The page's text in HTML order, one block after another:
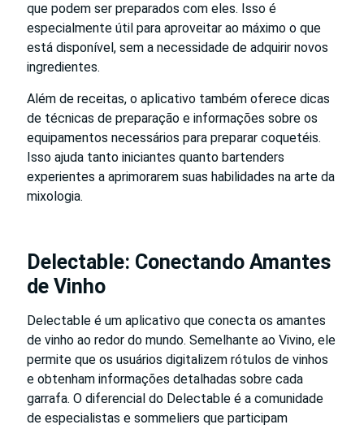
que podem ser preparados com eles. Isso é
especialmente útil para aproveitar ao máximo o que
está disponível, sem a necessidade de adquirir novos
ingredientes.
Além de receitas, o aplicativo também oferece dicas
de técnicas de preparação e informações sobre os
equipamentos necessários para preparar coquetéis.
Isso ajuda tanto iniciantes quanto bartenders
experientes a aprimorarem suas habilidades na arte da
mixologia.
Delectable: Conectando Amantes
de Vinho
Delectable é um aplicativo que conecta os amantes
de vinho ao redor do mundo. Semelhante ao Vivino, ele
permite que os usuários digitalizem rótulos de vinhos
e obtenham informações detalhadas sobre cada
garrafa. O diferencial do Delectable é a comunidade
de especialistas e sommeliers que participam